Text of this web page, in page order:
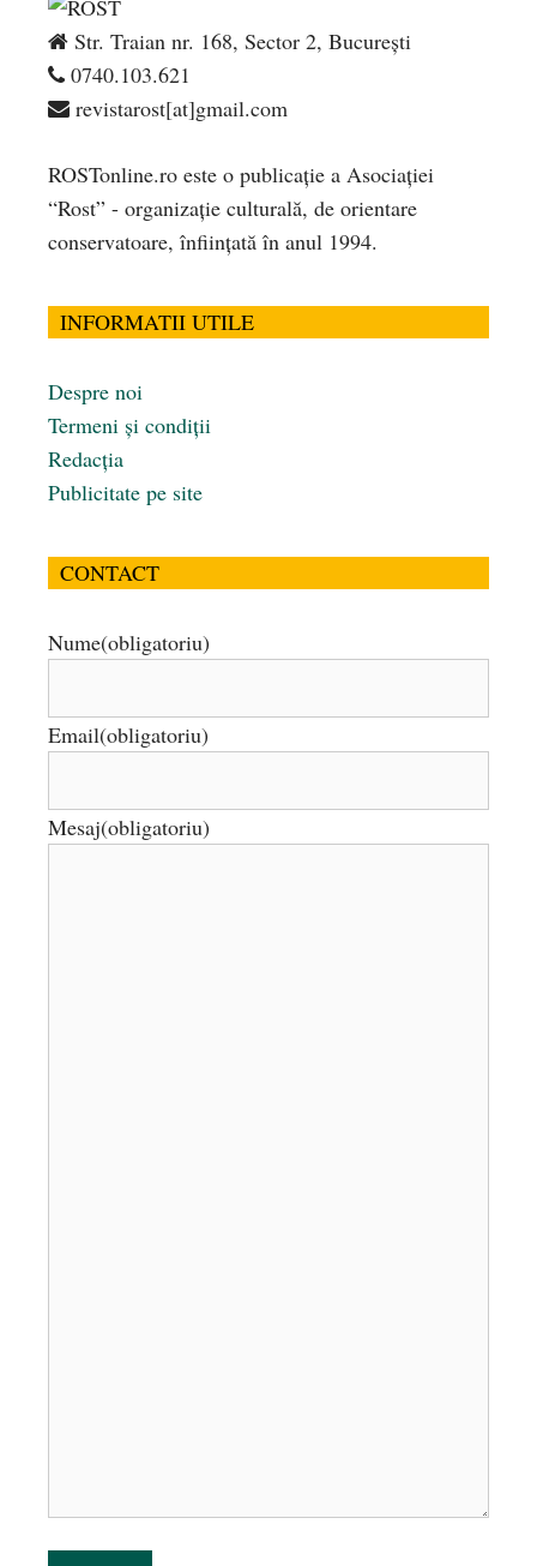
Str. Traian nr. 168, Sector 2, București
0740.103.621
revistarost[at]gmail.com
ROSTonline.ro este o publicaţie a Asociaţiei
“Rost” - organizaţie culturală, de orientare
conservatoare, înfiinţată în anul 1994.
INFORMATII UTILE
Despre noi
Termeni și condiții
Redacția
Publicitate pe site
CONTACT
Nume(obligatoriu)
Email(obligatoriu)
Mesaj(obligatoriu)